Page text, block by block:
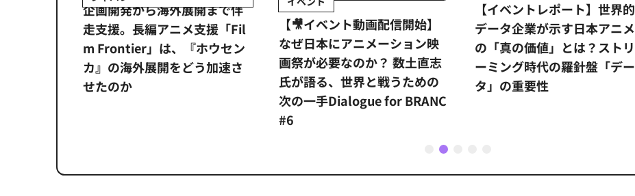
企画開発から海外展開まで伴
走支援。長編アニメ支援「Fil
m Frontier」は、『ホウセン
カ』の海外展開をどう加速さ
せたのか
【🎥イベント動画配信開始】
なぜ日本にアニメーション映
画祭が必要なのか？ 数土直志
氏が語る、世界と戦うための
次の一手Dialogue for BRANC
#6
【イベントレポート】世界的
データ企業が示す日本アニメ
の「真の価値」とは？ストリ
ーミング時代の羅針盤「デー
タ」の重要性
1 2